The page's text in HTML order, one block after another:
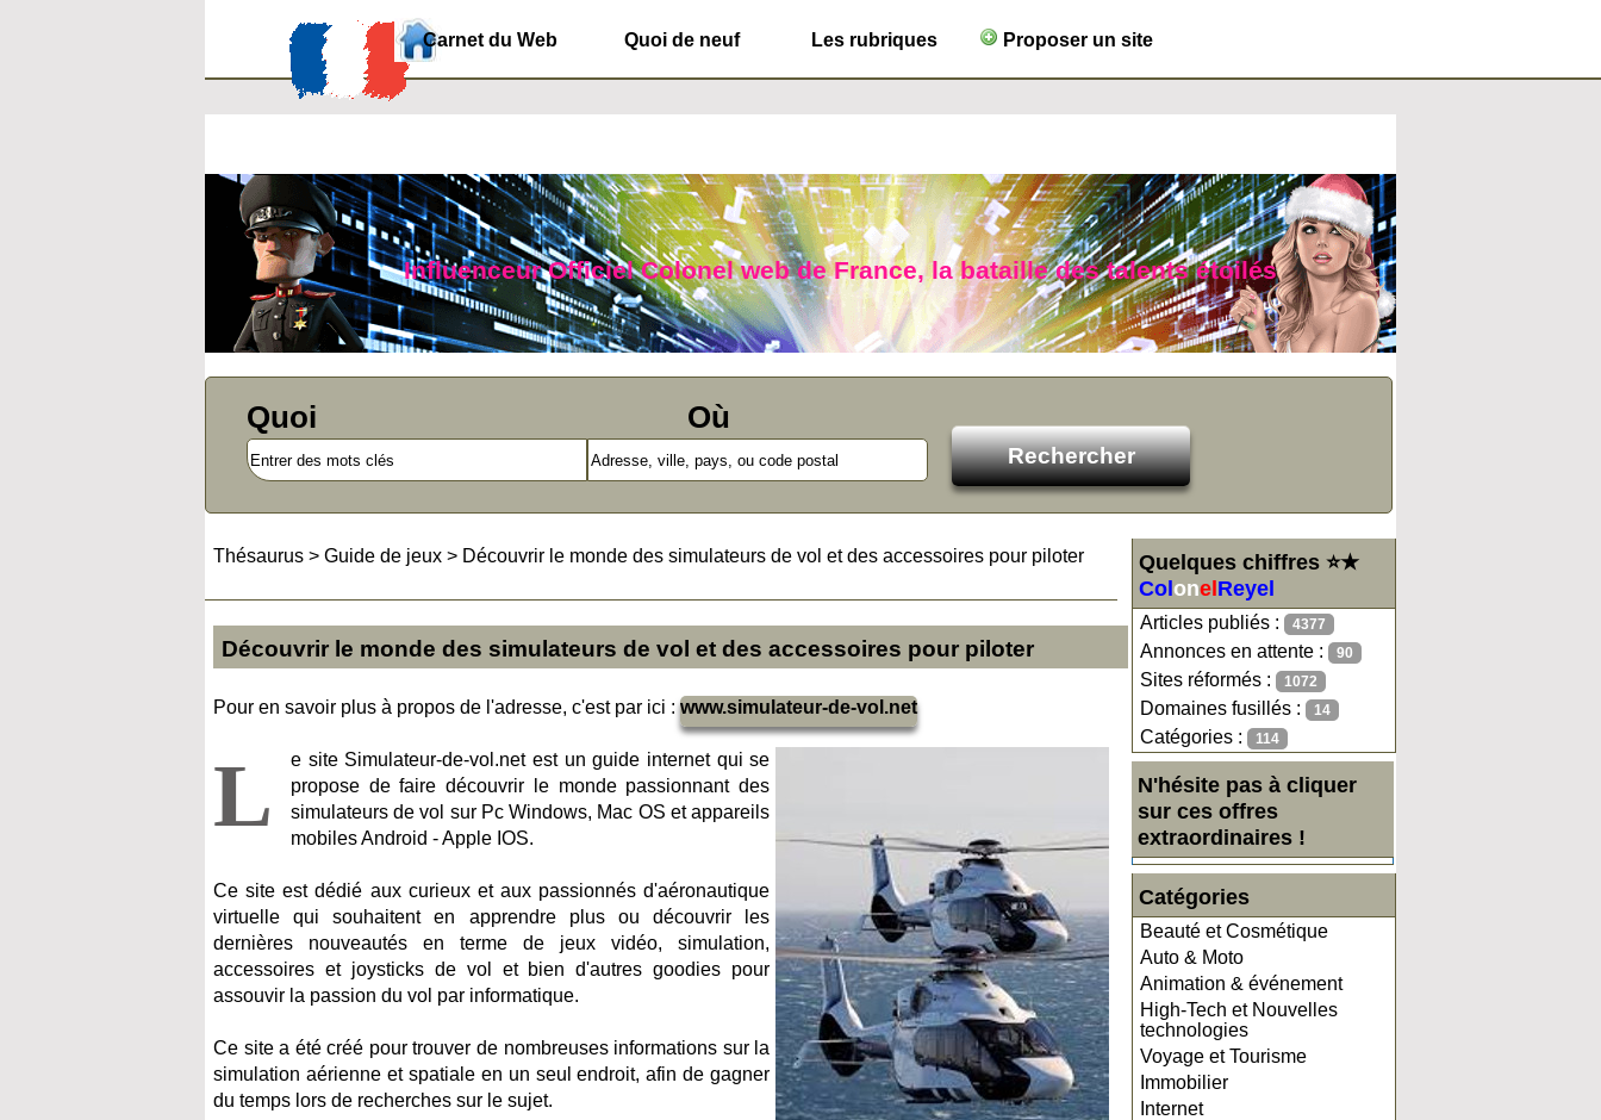
Carnet du Web Quoi de neuf Les rubriques Proposer un site
Influenceur Officiel Colonel web de France, la bataille des talents étoilés
Quoi Où
Quelques chiffres ⭐★
Col onel Reyel
Articles publiés : 4377
Annonces en attente : 90
Sites réformés : 1072
Domaines fusillés : 14
Catégories : 114
N'hésite pas à cliquer
sur ces offres
extraordinaires !
Catégories
Beauté et Cosmétique
Auto & Moto
Animation & événement
High-Tech et Nouvelles
technologies
Voyage et Tourisme
Immobilier
Internet
Thésaurus > Guide de jeux > Découvrir le monde des simulateurs de vol et des accessoires pour piloter
Découvrir le monde des simulateurs de vol et des accessoires pour piloter
Pour en savoir plus à propos de l'adresse, c'est par ici :www.simulateur-de-vol.net
L
e site Simulateur-de-vol.net est un guide internet qui se
propose de faire découvrir le monde passionnant des
simulateurs de vol sur Pc Windows, Mac OS et appareils
mobiles Android - Apple IOS.
Ce site est dédié aux curieux et aux passionnés d'aéronautique
virtuelle qui souhaitent en apprendre plus ou découvrir les
dernières nouveautés en terme de jeux vidéo, simulation,
accessoires et joysticks de vol et bien d'autres goodies pour
assouvir la passion du vol par informatique.
Ce site a été créé pour trouver de nombreuses informations sur la
simulation aérienne et spatiale en un seul endroit, afin de gagner
du temps lors de recherches sur le sujet.